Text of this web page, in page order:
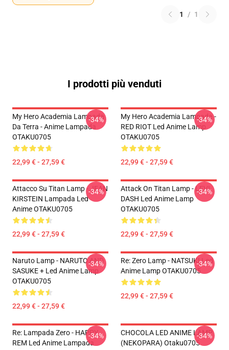
1 / 1
I prodotti più venduti
My Hero Academia Lampada
Da Terra - Anime Lampada
OTAKU0705
22,99 € - 27,59 €
-34%
My Hero Academia Lampada -
RED RIOT Led Anime Lamp
OTAKU0705
22,99 € - 27,59 €
-34%
Attacco Su Titan Lamp - JEAN
KIRSTEIN Lampada Led
Anime OTAKU0705
22,99 € - 27,59 €
-34%
Attack On Titan Lamp - LEVI
DASH Led Anime Lamp
OTAKU0705
22,99 € - 27,59 €
-34%
Naruto Lamp - NARUTO AND
SASUKE + Led Anime Lamp
OTAKU0705
22,99 € - 27,59 €
-34%
Re: Zero Lamp - NATSUKI Led
Anime Lamp OTAKU0705
22,99 € - 27,59 €
-34%
Re: Lampada Zero - HAPPY
REM Led Anime Lampada
-34%
CHOCOLA LED ANIME LAMP
(NEKOPARA) Otaku0705
-34%